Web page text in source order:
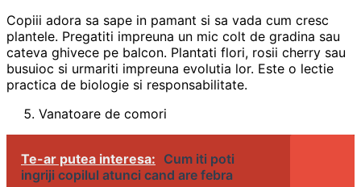
Copiii adora sa sape in pamant si sa vada cum cresc
plantele. Pregatiti impreuna un mic colt de gradina sau
cateva ghivece pe balcon. Plantati flori, rosii cherry sau
busuioc si urmariti impreuna evolutia lor. Este o lectie
practica de biologie si responsabilitate.
Vanatoare de comori
Te-ar putea interesa: Cum iti poti
ingriji copilul atunci cand are febra